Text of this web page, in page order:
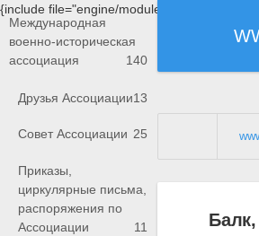
{include file="engine/modules/saperu/
Международная
военно-историческая
ассоциация
140
Друзья Ассоциации13
Совет Ассоциации 25
Приказы,
циркулярные письма,
распоряжения по
Ассоциации
11